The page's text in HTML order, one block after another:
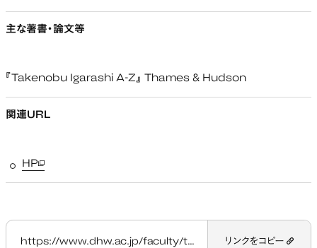
主な著書・論文等
『Takenobu Igarashi A-Z』 Thames & Hudson
関連URL
HP新しいタブで開く
https://www.dhw.ac.jp/faculty/teacher/mori-haruki/ リンクをコピー